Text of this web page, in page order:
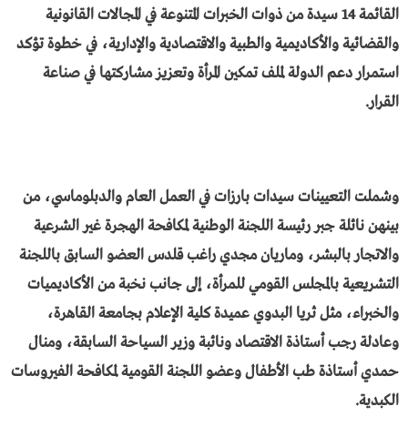
القائمة 14 سيدة من ذوات الخبرات المتنوعة في المجالات القانونية
والقضائية والأكاديمية والطبية والاقتصادية والإدارية، في خطوة تؤكد
استمرار دعم الدولة لملف تمكين المرأة وتعزيز مشاركتها في صناعة
القرار.
وشملت التعيينات سيدات بارزات في العمل العام والدبلوماسي، من
بينهن نائلة جبر رئيسة اللجنة الوطنية لمكافحة الهجرة غير الشرعية
والاتجار بالبشر، وماريان مجدي راغب قلدس العضو السابق باللجنة
التشريعية بالمجلس القومي للمرأة، إلى جانب نخبة من الأكاديميات
والخبراء، مثل ثريا البدوي عميدة كلية الإعلام بجامعة القاهرة،
وعادلة رجب أستاذة الاقتصاد ونائبة وزير السياحة السابقة، ومنال
حمدي أستاذة طب الأطفال وعضو اللجنة القومية لمكافحة الفيروسات
الكبدية.